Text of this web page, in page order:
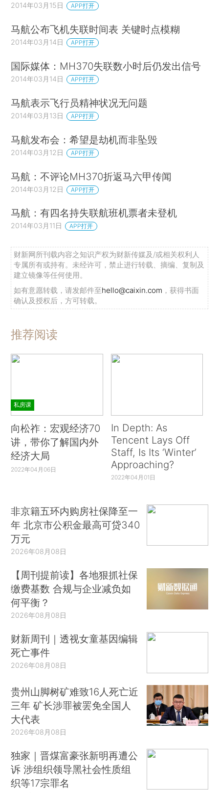
2014年03月15日 APP打开
马航公布飞机失联时间表 关键时点模糊
2014年03月14日 APP打开
国际媒体：MH370失联数小时后仍发出信号
2014年03月14日 APP打开
马航表示飞行员精神状况无问题
2014年03月13日 APP打开
马航发布会：希望是劫机而非坠毁
2014年03月12日 APP打开
马航：不评论MH370折返马六甲传闻
2014年03月12日 APP打开
马航：有四名持失联航班机票者未登机
2014年03月11日 APP打开
财新网所刊载内容之知识产权为财新传媒及/或相关权利人
专属所有或持有。未经许可，禁止进行转载、摘编、复制及
建立镜像等任何使用。
如有意愿转载，请发邮件至hello@caixin.com ，获得书面
确认及授权后，方可转载。
推荐阅读
私房课
向松祚：宏观经济70
讲，带你了解国内外
经济大局
2022年04月06日
In Depth: As
Tencent Lays Off
Staff, Is Its ‘Winter’
Approaching?
2022年04月01日
非京籍五环内购房社保降至一
年 北京市公积金最高可贷340
万元
2026年08月08日
【周刊提前读】各地狠抓社保
缴费基数 合规与企业减负如
何平衡？
2026年08月08日
财新周刊｜透视女童基因编辑
死亡事件
2026年08月08日
贵州山脚树矿难致16人死亡近
三年 矿长涉罪被罢免全国人
大代表
2026年08月08日
独家｜晋煤富豪张新明再遭公
诉 涉组织领导黑社会性质组
织等17宗罪名